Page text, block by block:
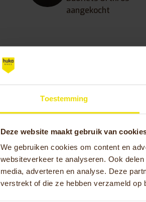
Toestemming
Deze website maakt gebruik van
We gebruiken cookies om content en
websiteverkeer te analyseren. Ook
media, adverteren en analyse. Deze
verstrekt of die ze hebben verzameld
aangekocht